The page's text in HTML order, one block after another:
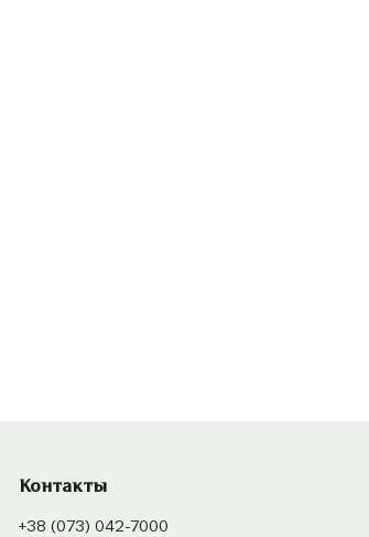
Контакты
+38 (073) 042-7000